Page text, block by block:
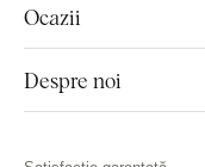
Ocazii
Despre noi